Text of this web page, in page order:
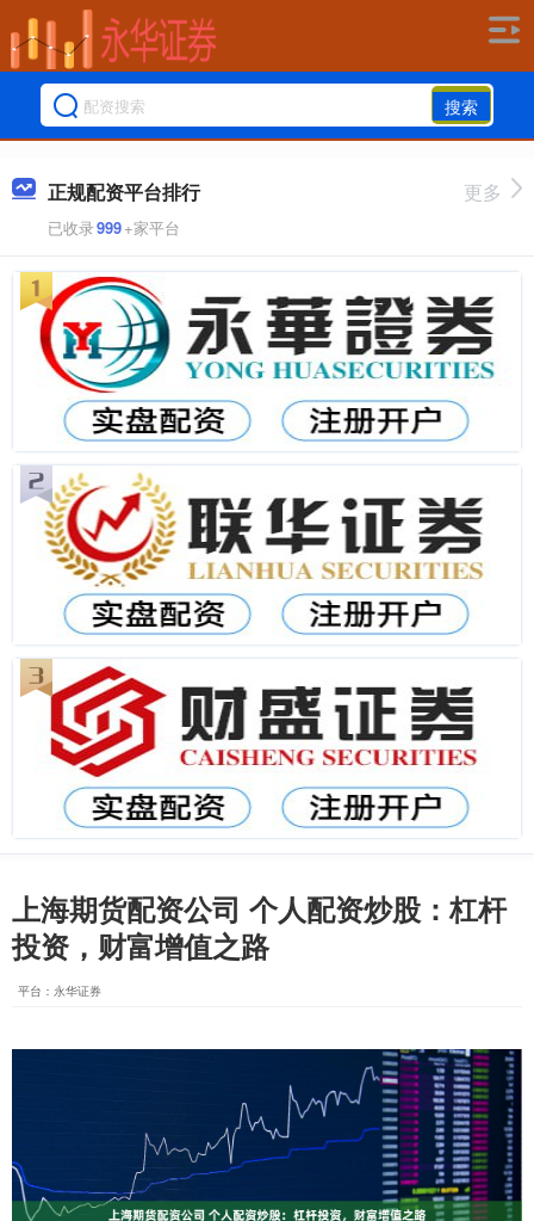
搜索
正规配资平台排行
已收录999+家平台
更多
上海期货配资公司 个人配资炒股：杠杆
投资，财富增值之路
平台：永华证券